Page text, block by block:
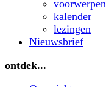
voorwerpen
kalender
lezingen
Nieuwsbrief
ontdek...